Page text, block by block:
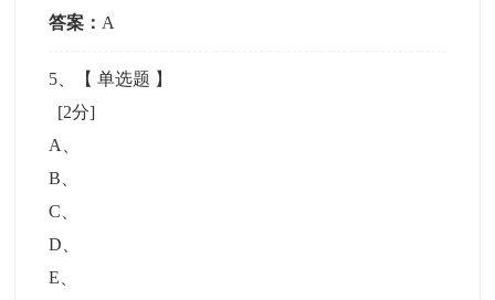
答案： A
5 、【单选题 】
[2分]
A
B
C
D
E